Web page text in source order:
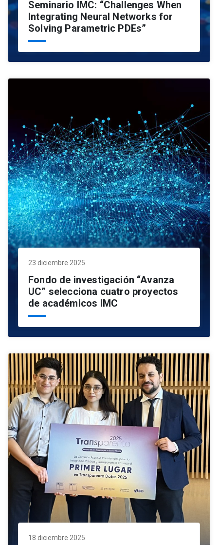
Seminario IMC: “Challenges When
Integrating Neural Networks for
Solving Parametric PDEs”
23 diciembre 2025
Fondo de investigación “Avanza
UC” selecciona cuatro proyectos
de académicos IMC
18 diciembre 2025